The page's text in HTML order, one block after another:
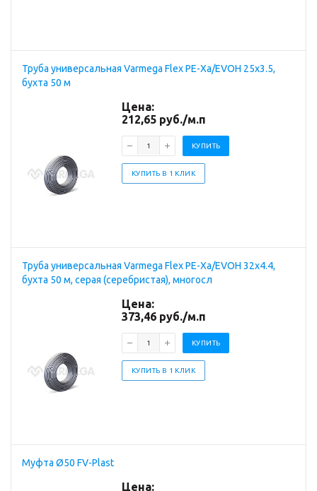
Труба универсальная Varmega Flex PE-Xa/EVOH 25x3.5,
бухта 50 м
Цена:
212,65 руб./м.п
КУПИТЬ
КУПИТЬ В 1 КЛИК
Труба универсальная Varmega Flex PE-Xa/EVOH 32x4.4,
бухта 50 м, серая (серебристая), многосл
Цена:
373,46 руб./м.п
КУПИТЬ
КУПИТЬ В 1 КЛИК
Муфта Ø50 FV-Plast
Цена: